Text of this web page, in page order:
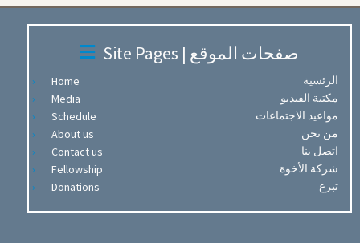
Site Pages | صفحات الموقع
Home
الرئسية
Media
مكتبة الفيديو
Schedule
مواعيد الاجتماعات
About us
من نحن
Contact us
اتصل بنا
Fellowship
شركة الأخوة
Donations
تبرع